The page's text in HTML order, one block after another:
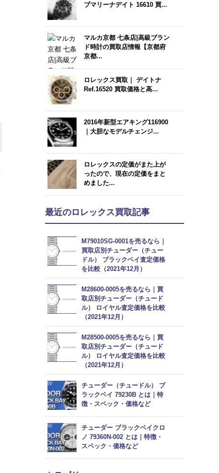
ブマリーナデイト 16610 買...
マルカ京都 七条店|高級ブラン
ド時計の買取店情報【京都府
京都...
ロレックス買取｜ デイトナ
Ref.16520 買取価格と高...
2016年新型エアキング116900
｜大胆なモデルチェンジ...
ロレックスの定価がまた上が
ったので、現在の定価をまと
めました...
最近のロレックス買取記事
M79010SG-0001を売るなら｜
買取店別チューダー（チュー
ドル） ブラックベイ査定価格
を比較（2021年12月）
M28600-0005を売るなら｜買
取店別チューダー（チュード
ル） ロイヤル査定価格を比較
（2021年12月）
M28500-0005を売るなら｜買
取店別チューダー（チュード
ル） ロイヤル査定価格を比較
（2021年12月）
チューダー（チュードル） ブ
ラックベイ 79230B とは｜特
徴・スペック・価格など
チューダー ブラックベイクロ
ノ 79360N-002 とは｜特徴・
スペック・価格など